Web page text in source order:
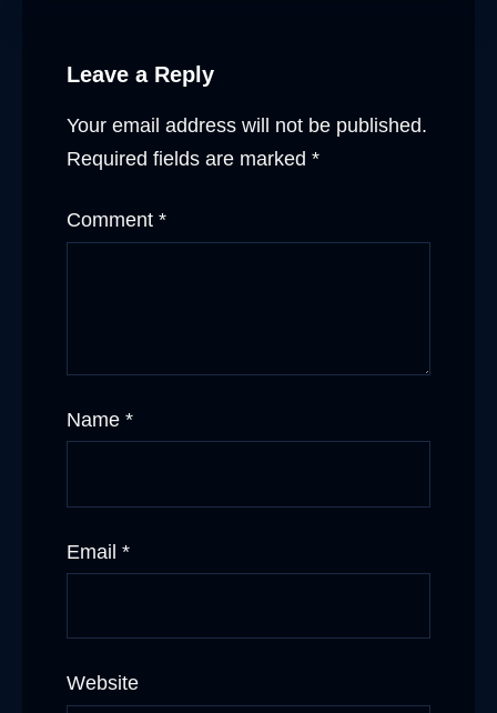
Leave a Reply
Your email address will not be published.
Required fields are marked *
Comment *
Name *
Email *
Website